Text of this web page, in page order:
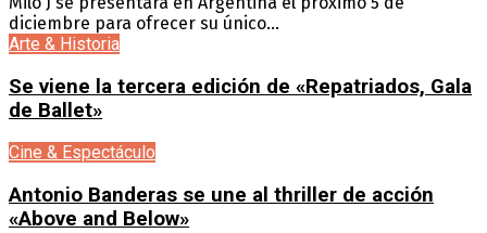
diciembre para ofrecer su único...
Arte & Historia
Se viene la tercera edición de «Repatriados, Gala
de Ballet»
Cine & Espectáculo
Antonio Banderas se une al thriller de acción
«Above and Below»